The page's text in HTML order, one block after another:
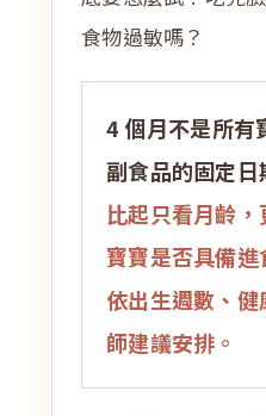
食物過敏嗎？
4 個月不是所有
副食品的固定日
比起只看月齡
寶寶是否具備
依出生週數、
師建議安排。